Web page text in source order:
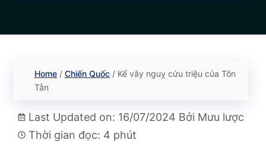
Home / Chiến Quốc / Kế vây nguỵ cứu triệu của Tôn
Tẫn
Last Updated on: 16/07/2024 Bởi Mưu lược
Thời gian đọc: 4 phút